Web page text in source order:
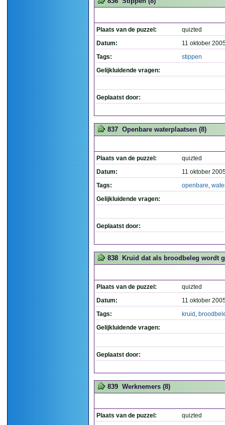
Plaats van de puzzel:
quizted
Datum:
11 oktober
Tags:
stippen
Gelijkluidende vragen:
Geplaatst door:
837 Openbare waterplaatsen (8)
Plaats van de puzzel:
quizted
Datum:
11 oktober
Tags:
openbare,
Gelijkluidende vragen:
Geplaatst door:
838 Kruid dat als broodbeleg wordt
Plaats van de puzzel:
quizted
Datum:
11 oktober
Tags:
kruid ,
Gelijkluidende vragen:
Geplaatst door:
839 Werknemers (8)
Plaats van de puzzel: quizted